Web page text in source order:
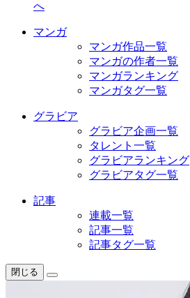
へ
マンガ
マンガ作品一覧
マンガの作者一覧
マンガランキング
マンガタグ一覧
グラビア
グラビア企画一覧
タレント一覧
グラビアランキング
グラビアタグ一覧
記事
連載一覧
記事一覧
記事タグ一覧
閉じる